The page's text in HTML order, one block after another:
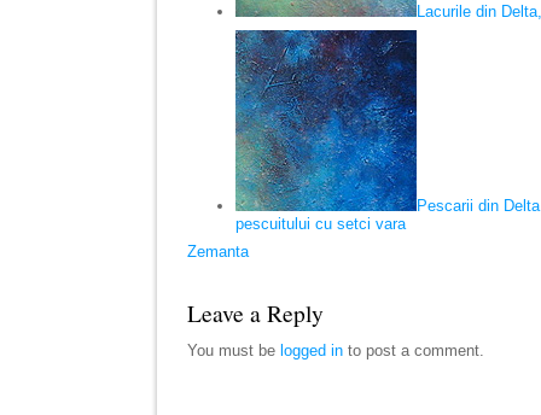
Lacurile din
Pescarii din
pescuitului cu setci vara
Zemanta
Leave a Reply
You must be logged in to post a comment.